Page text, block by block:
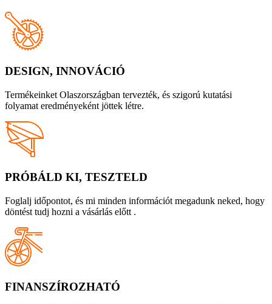
DESIGN, INNOVÁCIÓ
Termékeinket Olaszországban tervezték, és szigorú kutatási
folyamat eredményeként jöttek létre.
PRÓBÁLD KI, TESZTELD
Foglalj időpontot, és mi minden információt megadunk neked, hogy
döntést tudj hozni a vásárlás előtt .
FINANSZÍROZHATÓ